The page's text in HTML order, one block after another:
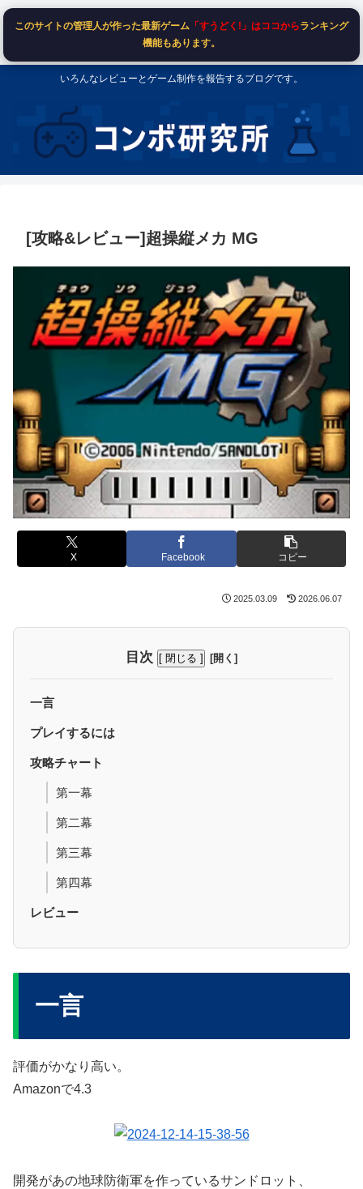
このサイトの管理人が作った最新ゲーム「すうどく!」はココからランキング
機能もあります。
いろんなレビューとゲーム制作を報告するブログです。
[攻略&レビュー]超操縦メカ MG
X Facebook コピー
2025.03.09 2026.06.07
目次 [ 閉じる ]
一言
プレイするには
攻略チャート
第一幕
第二幕
第三幕
第四幕
レビュー
一言
評価がかなり高い。
Amazonで4.3
開発があの地球防衛軍を作っているサンドロット、